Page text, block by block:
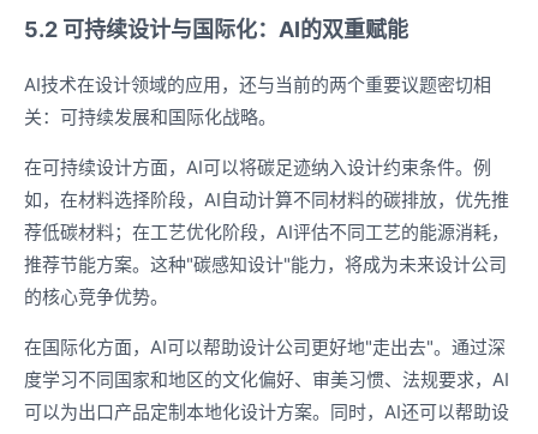
5.2 可持续设计与国际化：AI的双重赋能
AI技术在设计领域的应用，还与当前的两个重要议题密切相
关：可持续发展和国际化战略。
在可持续设计方面，AI可以将碳足迹纳入设计约束条件。例
如，在材料选择阶段，AI自动计算不同材料的碳排放，优先推
荐低碳材料；在工艺优化阶段，AI评估不同工艺的能源消耗，
推荐节能方案。这种"碳感知设计"能力，将成为未来设计公司
的核心竞争优势。
在国际化方面，AI可以帮助设计公司更好地"走出去"。通过深
度学习不同国家和地区的文化偏好、审美习惯、法规要求，AI
可以为出口产品定制本地化设计方案。同时，AI还可以帮助设